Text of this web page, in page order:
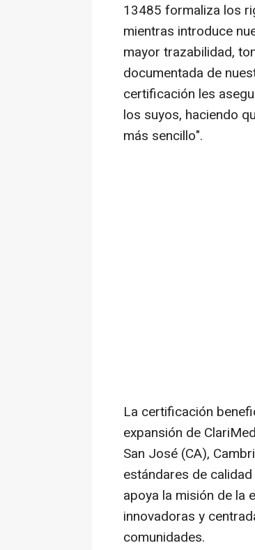
13485 formaliza los
mientras introduce
mayor trazabilidad,
documentada de
certificación les
los suyos, haciendo
más sencillo".
La certificación
expansión de
San José (CA),
estándares de
apoya la misión de la
innovadoras y
comunidades.